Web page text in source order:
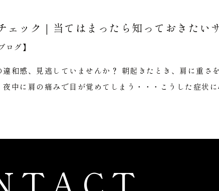
ェック｜当てはまったら知っておきたい
ログ】
違和感、見逃していませんか？ 朝起きたとき、肩に重さ
夜中に肩の痛みで目が覚めてしまう・・・こうした症